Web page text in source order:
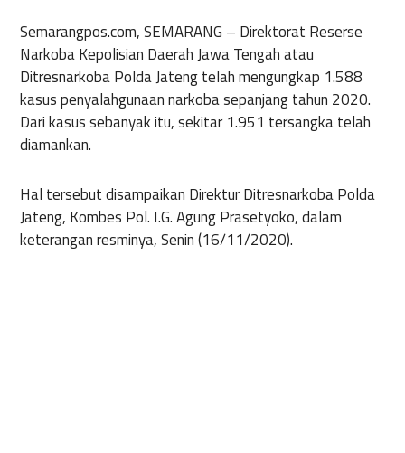
Semarangpos.com, SEMARANG – Direktorat Reserse
Narkoba Kepolisian Daerah Jawa Tengah atau
Ditresnarkoba Polda Jateng telah mengungkap 1.588
kasus penyalahgunaan narkoba sepanjang tahun 2020.
Dari kasus sebanyak itu, sekitar 1.951 tersangka telah
diamankan.
Hal tersebut disampaikan Direktur Ditresnarkoba Polda
Jateng, Kombes Pol. I.G. Agung Prasetyoko, dalam
keterangan resminya, Senin (16/11/2020).